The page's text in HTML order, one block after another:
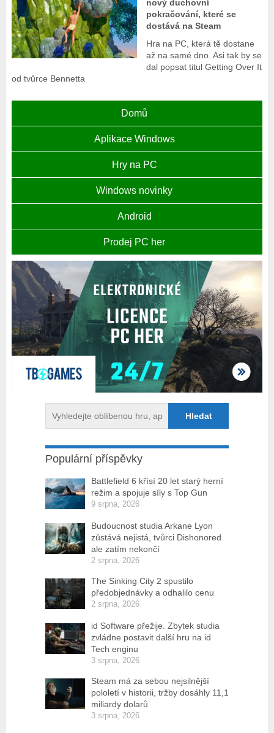
nový duchovní
pokračování, které se
dostává na Steam
Hra na PC, která tě dostane
až na samé dno. Asi tak by se
dal popsat titul Getting Over It
od tvůrce Bennetta
Domů
Aplikace Windows
Hry na PC
Windows novinky
Android
Prodej PC her
Populární příspěvky
Battlefield 6 křísí 20 let starý herní
režim a spojuje síly s Top Gun
9 srpna, 2026
Budoucnost studia Arkane Lyon
zůstává nejistá, tvůrci Dishonored
ale zatím nekončí
2 srpna, 2026
The Sinking City 2 spustilo
předobjednávky a odhalilo cenu
2 srpna, 2026
id Software přežije. Zbytek studia
zvládne postavit další hru na id
Tech enginu
3 srpna, 2026
Steam má za sebou nejsilnější
pololetí v historii, tržby dosáhly 11,1
miliardy dolarů
3 srpna, 2026